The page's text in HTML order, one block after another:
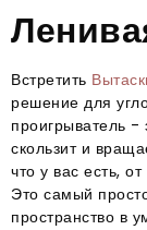
Встретить
решение для
проигрыватель -
скользит и
что у вас есть,
Это самый
пространство в